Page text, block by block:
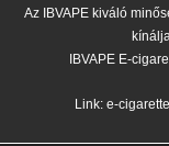
Az IBVAPE kiváló
IBVAPE E-
Link: e-